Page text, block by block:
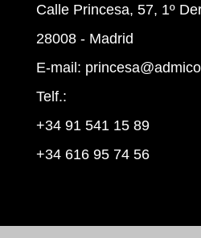
Calle Princesa, 57, 1º
28008 - Madrid
E-mail:
Telf.:
+34 91 541 15 89
+34 616 95 74 56